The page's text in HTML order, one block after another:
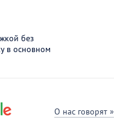
без
в основном
О нас говорят »